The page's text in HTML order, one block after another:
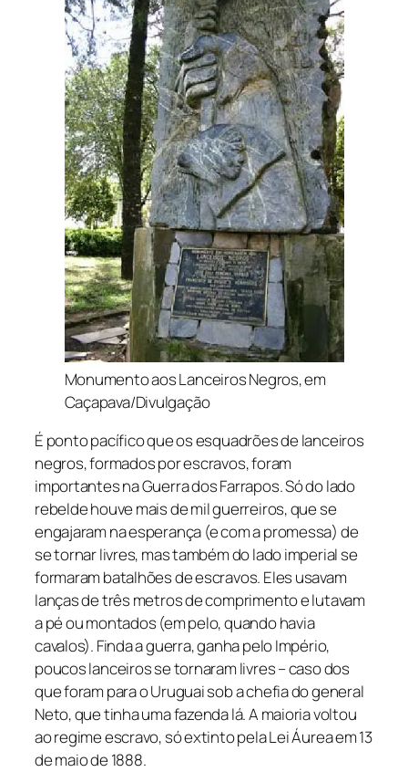
Monumento aos Lanceiros Negros, em
Caçapava/Divulgação
É ponto pacífico que os esquadrões de lanceiros
negros, formados por escravos, foram
importantes na Guerra dos Farrapos. Só do lado
rebelde houve mais de mil guerreiros, que se
engajaram na esperança (e com a promessa) de
se tornar livres, mas também do lado imperial se
formaram batalhões de escravos. Eles usavam
lanças de três metros de comprimento e lutavam
a pé ou montados (em pelo, quando havia
cavalos). Finda a guerra, ganha pelo Império,
poucos lanceiros se tornaram livres – caso dos
que foram para o Uruguai sob a chefia do general
Neto, que tinha uma fazenda lá. A maioria voltou
ao regime escravo, só extinto pela Lei Áurea em 13
de maio de 1888.